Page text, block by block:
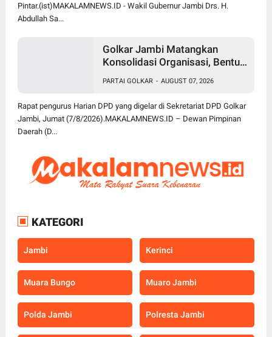
Pintar.(ist)MAKALAMNEWS.ID - Wakil Gubernur Jambi Drs. H.
Abdullah Sa...
Golkar Jambi Matangkan
Konsolidasi Organisasi, Bentuk
PARTAI GOLKAR - AUGUST 07, 2026
Rapat pengurus Harian DPD yang digelar di Sekretariat DPD Golkar
Jambi, Jumat (7/8/2026).MAKALAMNEWS.ID – Dewan Pimpinan
Daerah (D...
KATEGORI
Jambi Kerinci
Muara Bungo Muaro Jambi
Polda Jambi Polresta Jambi